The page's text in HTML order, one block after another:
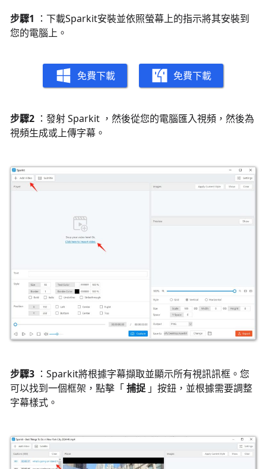
步驟1 ：下載Sparkit安裝並依照螢幕上的指示將其安裝到
您的電腦上。
免費下載 免費下載
步驟2 ：發射 Sparkit ，然後從您的電腦匯入視頻，然後為
視頻生成或上傳字幕。
步驟3 ：Sparkit將根據字幕擷取並顯示所有視訊訊框。您
可以找到一個框架，點擊「捕捉」按鈕，並根據需要調整
字幕樣式。